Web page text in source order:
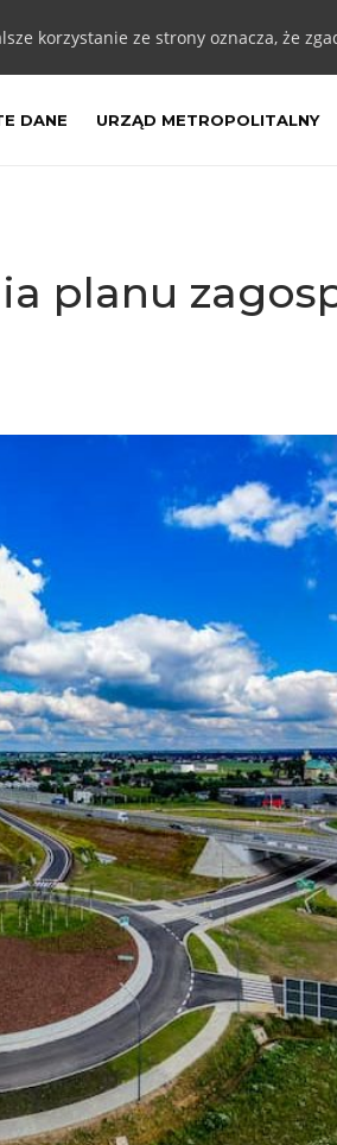
korzystanie ze strony oznacza, że
DANE URZĄD METROPOLITALNY
planu